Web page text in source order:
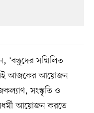
সম্মিলিত
আজকের আয়োজন
সংস্কৃতি ও
আয়োজন করতে